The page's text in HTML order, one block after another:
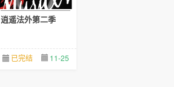
逍遥法外第二季
已完结 11-25